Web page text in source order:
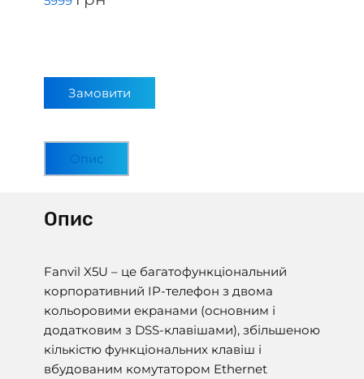
Замовити
Опис
Опис
Fanvil X5U – це багатофункціональний
корпоративний IP-телефон з двома
кольоровими екранами (основним і
додатковим з DSS-клавішами), збільшеною
кількістю функціональних клавіш і
вбудованим комутатором Ethernet